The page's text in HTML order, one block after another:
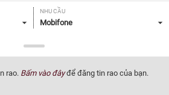
NHU CẦU
Mobifone
rao. Bấm vào đâyđể đăng tin rao của bạn.